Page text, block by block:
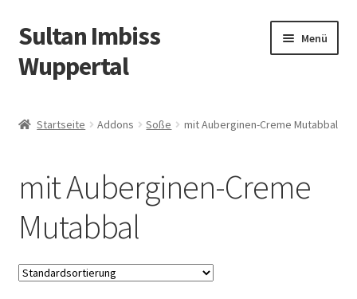
Zur
Navigation
springen
Zum
Inhalt
springen
Sultan Imbiss
Wuppertal
Menü
Vor Ort essen
Angebote
Liefergebiete
Startseite Addons Soße mit Auberginen-Creme Mutabbal
mit Auberginen-Creme
Mutabbal